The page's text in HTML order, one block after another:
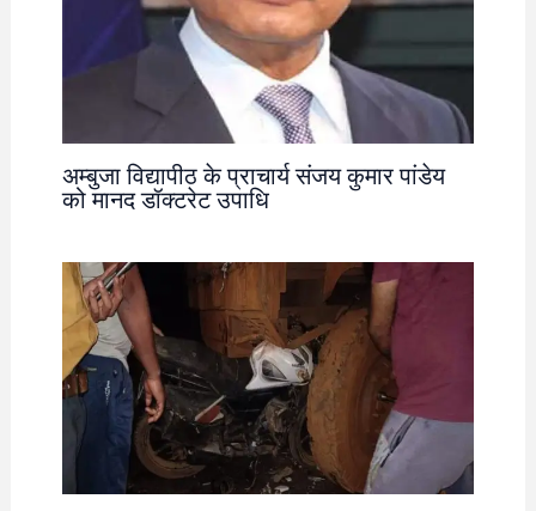
अम्बुजा विद्यापीठ के प्राचार्य संजय कुमार पांडेय
को मानद डॉक्टरेट उपाधि